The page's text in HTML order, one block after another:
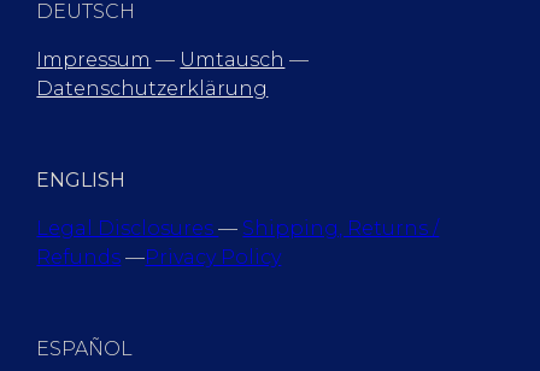
DEUTSCH
Impressum — Umtausch —
Datenschutzerklärung
ENGLISH
Legal Disclosures— Shipping, Returns /
Refunds —Privacy Policy
ESPAÑOL